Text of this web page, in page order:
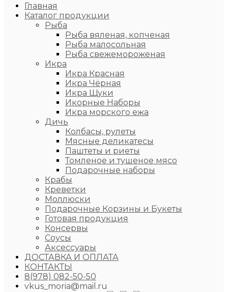
Главная
Каталог продукции
Рыба
Рыба вяленая, копченая
Рыба малосольная
Рыба свежемороженая
Икра
Икра Красная
Икра Чёрная
Икра Щуки
Икорные Наборы
Икра морского ежа
Дичь
Колбасы, рулеты
Мясные деликатесы
Паштеты и риеты
Томленое и тушеное мясо
Подарочные наборы
Крабы
Креветки
Моллюски
Подарочные Корзины и Букеты
Готовая продукция
Консервы
Соусы
Аксессуары
ДОСТАВКА И ОПЛАТА
КОНТАКТЫ
8(978) 082-50-50
vkus_moria@mail.ru